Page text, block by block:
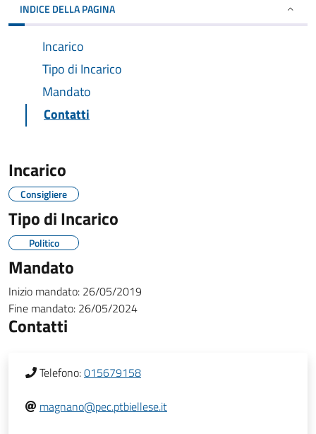
INDICE DELLA PAGINA
Incarico
Tipo di Incarico
Mandato
Contatti
Incarico
Consigliere
Tipo di Incarico
Politico
Mandato
Inizio mandato: 26/05/2019
Fine mandato: 26/05/2024
Contatti
Telefono:015679158
magnano@pec.ptbiellese.it